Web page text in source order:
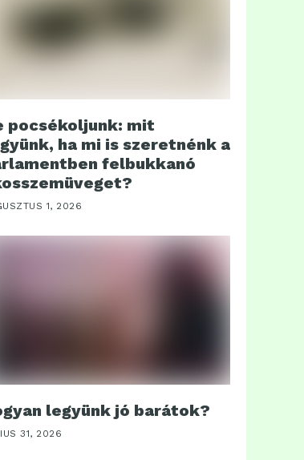
pocsékoljunk: mit
ha mi is szeretnénk a
felbukkanó
1, 2026
legyünk jó barátok?
31, 2026